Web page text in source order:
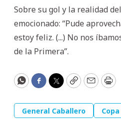
Sobre su gol y la realidad
emocionado: “Pude
estoy feliz. (...) No nos
de la Primera”.
WhatsApp
Facebook
Twitter
CopyEmail
General Caballero